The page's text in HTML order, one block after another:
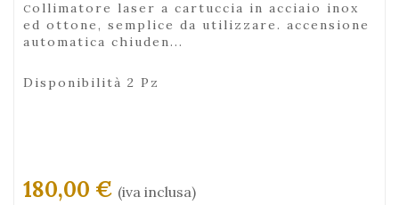
collimatore laser a cartuccia in acciaio inox
ed ottone, semplice da utilizzare. accensione
automatica chiuden...
Disponibilità 2 Pz
180,00 € (iva inclusa)